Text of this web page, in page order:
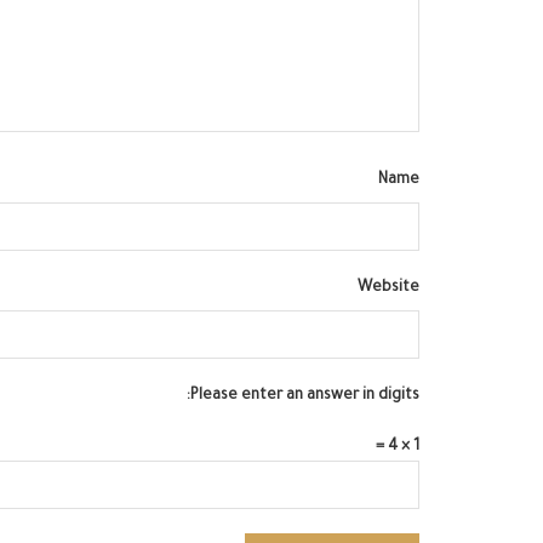
Name
Website
Please enter an answer in digits:
1 × 4 =